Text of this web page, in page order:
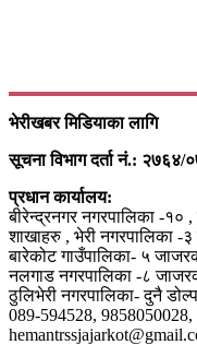
भेरीखबर मिडियाका लागि
सूचना विभाग दर्ता नं.: २७६४/
प्रधान कार्यालय:
बीरेन्द्रनगर नगरपालिका -१०
शाखाहरु , भेरी नगरपालिका -
बारेकोट गाउँपालिका- ५
नलगाड नगरपालिका -८
ठुलिभेरी नगरपालिका- दुनै
089-594528, 9858050028,